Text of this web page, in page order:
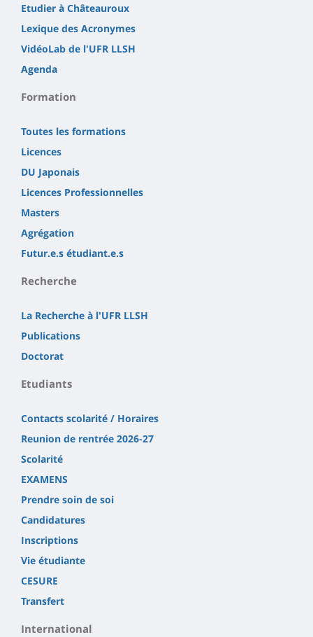
Etudier à Châteauroux
Lexique des Acronymes
VidéoLab de l'UFR LLSH
Agenda
Formation
Toutes les formations
Licences
DU Japonais
Licences Professionnelles
Masters
Agrégation
Futur.e.s étudiant.e.s
Recherche
La Recherche à l'UFR LLSH
Publications
Doctorat
Etudiants
Contacts scolarité / Horaires
Reunion de rentrée 2026-27
Scolarité
EXAMENS
Prendre soin de soi
Candidatures
Inscriptions
Vie étudiante
CESURE
Transfert
International